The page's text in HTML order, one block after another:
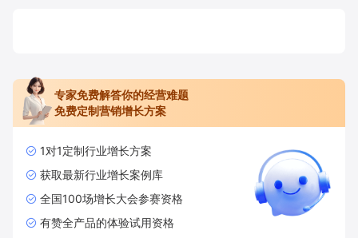
专家免费解答你的经营难题
免费定制营销增长方案
1对1定制行业增长方案
获取最新行业增长案例库
全国100场增长大会参赛资格
有赞全产品的体验试用资格